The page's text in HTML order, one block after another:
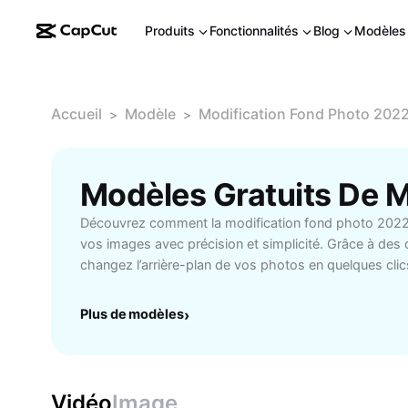
Produits Fonctionnalités Blog Modèles
Accueil > Modèle > Modification Fond Photo
Découvrez comment la modification fond photo
vos images avec précision et simplicité. Grâce à des
changez l’arrière-plan de vos photos en quelques
images professionnelles. Que vous soyez
d’éléments indésirables. Idéal pour booster vos
Plus de modèles›